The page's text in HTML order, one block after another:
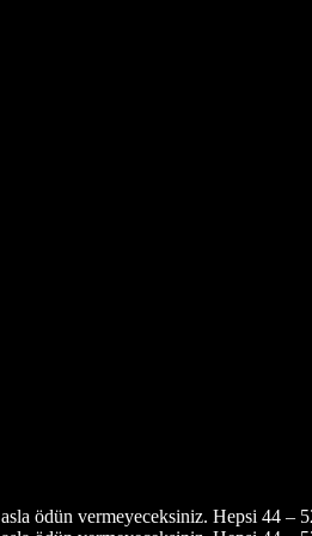
ödün vermeyeceksiniz. Hepsi 44 –